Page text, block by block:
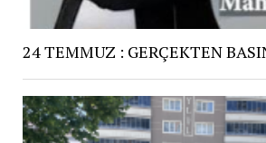
24 TEMMUZ : GERÇEKTEN